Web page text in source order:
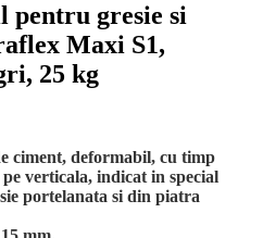
pentru gresie si
Maxi S1,
25 kg
ciment, deformabil, cu timp
verticala, indicat in special
portelanata si din piatra